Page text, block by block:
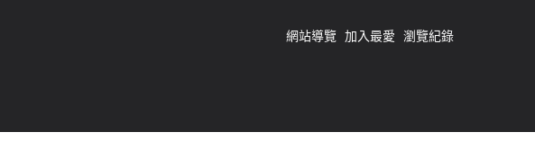
網站導覽 加入最愛 瀏覽紀錄